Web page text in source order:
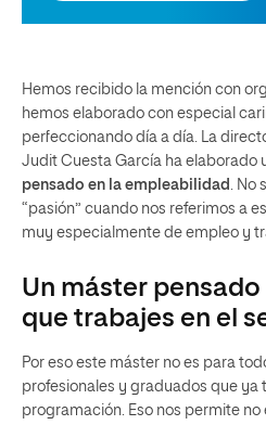
Hemos recibido la mención con
hemos elaborado con especial
perfeccionando día a día. La
Judit Cuesta García ha elaborado
pensado en la empleabilidad
.
“pasión” cuando nos referimos a
muy especialmente de empleo y
Un máster
que trabajes en el
Por eso este máster no es para
profesionales y graduados que ya
programación. Eso nos permite